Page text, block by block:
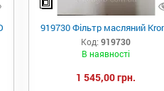
919730 Фільтр масляний
Код: 919730
В наявності
1 545,00 грн.